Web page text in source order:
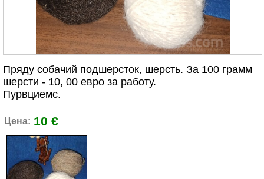
Пряду собачий подшерсток, шерсть. За 100 грамм
шерсти - 10, 00 евро за работу.
Пурвциемс.
Цена: 10 €